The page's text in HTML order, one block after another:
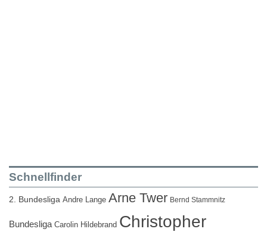
Schnellfinder
2. Bundesliga Andre Lange Arne Twer Bernd Stammnitz
Bundesliga Carolin Hildebrand Christopher